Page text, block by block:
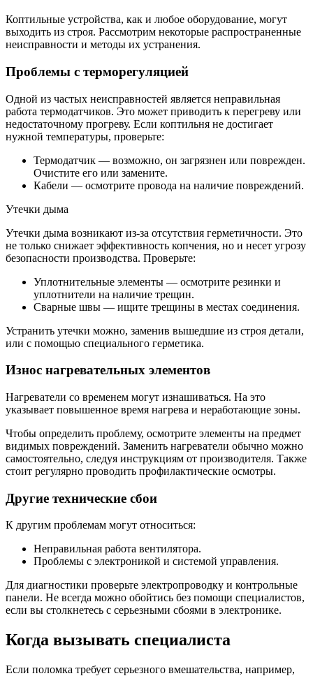
Коптильные устройства, как и любое оборудование, могут
выходить из строя. Рассмотрим некоторые распространенные
неисправности и методы их устранения.
Проблемы с терморегуляцией
Одной из частых неисправностей является неправильная
работа термодатчиков. Это может приводить к перегреву или
недостаточному прогреву. Если коптильня не достигает
нужной температуры, проверьте:
Термодатчик — возможно, он загрязнен или поврежден.
Очистите его или замените.
Кабели — осмотрите провода на наличие повреждений.
Утечки дыма
Утечки дыма возникают из-за отсутствия герметичности. Это
не только снижает эффективность копчения, но и несет угрозу
безопасности производства. Проверьте:
Уплотнительные элементы — осмотрите резинки и
уплотнители на наличие трещин.
Сварные швы — ищите трещины в местах соединения.
Устранить утечки можно, заменив вышедшие из строя детали,
или с помощью специального герметика.
Износ нагревательных элементов
Нагреватели со временем могут изнашиваться. На это
указывает повышенное время нагрева и неработающие зоны.
Чтобы определить проблему, осмотрите элементы на предмет
видимых повреждений. Заменить нагреватели обычно можно
самостоятельно, следуя инструкциям от производителя. Также
стоит регулярно проводить профилактические осмотры.
Другие технические сбои
К другим проблемам могут относиться:
Неправильная работа вентилятора.
Проблемы с электроникой и системой управления.
Для диагностики проверьте электропроводку и контрольные
панели. Не всегда можно обойтись без помощи специалистов,
если вы столкнетесь с серьезными сбоями в электронике.
Когда вызывать специалиста
Если поломка требует серьезного вмешательства, например,